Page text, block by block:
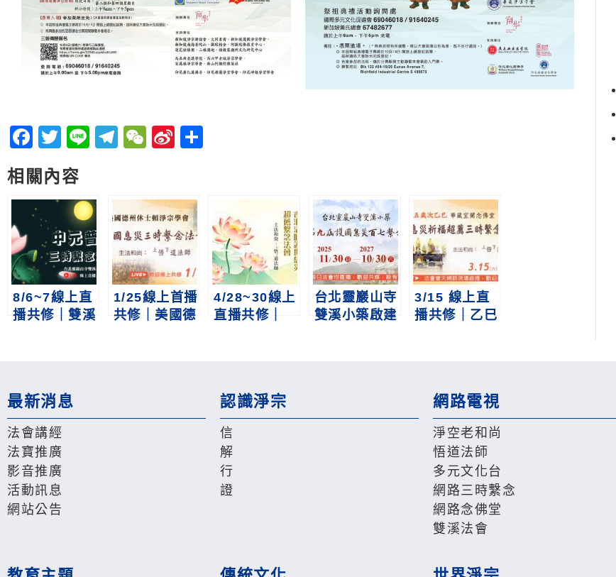
Facebook
Twitter
LineTelegram
WeChat
Sina
相關內容
8/6~7線上直
播共修｜雙溪
1/25線上首播
共修｜美國德
4/28~30線上
直播共修｜
台北靈巖山寺
雙溪小築啟建
3/15 線上直
播共修｜乙巳
最新消息
法會講經
法寶推廣
影音推廣
活動訊息
網站公告
認識淨宗
信
解
行
證
網路電視
淨空老和尚
悟道法師
多元文化台
網路三時繫念
網路念佛堂
雙溪法會